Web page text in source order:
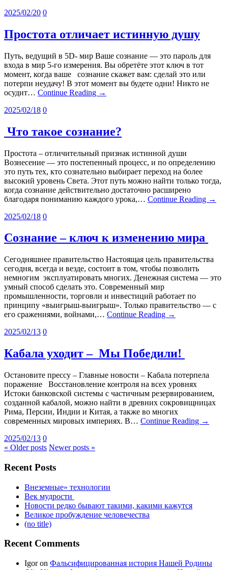
2025/02/20 0
Простота отличает истинную душу
Путь, ведущий в 5D- мир Ваше сознание — это пароль для
входа в мир 5-го измерения. Вы обретёте этот ключ в тот
момент, когда ваше сознание скажет вам: сделай это или
потерпи неудачу! В этот момент вы будете одни! Никто не
осудит… Continue Reading →
2025/02/18 0
Что такое сознание?
Простота – отличительный признак истинной души
Вознесение — это постепенный процесс, и по определению
это путь тех, кто сознательно выбирает переход на более
высокий уровень Света. Этот путь можно найти только тогда,
когда сознание действительно достаточно расширено
благодаря пониманию каждого урока,… Continue Reading →
2025/02/18 0
Сознание – ключ к изменению мира
Сегодняшнее правительство Настоящая цель правительства
сегодня, всегда и везде, состоит в том, чтобы позволить
немногим эксплуатировать многих. Денежная система — это
умный способ сделать это. Современный мир
промышленности, торговли и инвестиций работает по
принципу «выигрыш-выигрыш». Только правительство — с
его сражениями, войнами,… Continue Reading →
2025/02/13 0
Кабала уходит – Мы Победили!
Остановите прессу – Главные новости – Кабала потерпела
поражение Восстановление контроля на всех уровнях
Истоки банковской системы с частичным резервированием,
созданной кабалой, можно найти в древних сокровищницах
Рима, Персии, Индии и Китая, а также во многих
современных мировых империях. В… Continue Reading →
2025/02/13 0
« Older posts Newer posts »
Recent Posts
Внеземные» технологии
Век мудрости
Новости редко бывают такими, какими кажутся
Великое пробуждение человечества
(no title)
Recent Comments
Igoron Фальсифицированная история Нашей Родины